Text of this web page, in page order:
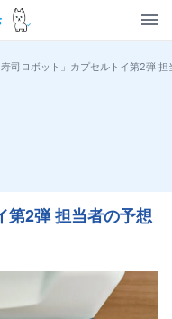
寿司ロボット」カプセルトイ第2弾
第2弾 担当者の予想